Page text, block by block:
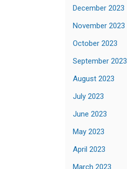
December 2023
November 2023
October 2023
September 2023
August 2023
July 2023
June 2023
May 2023
April 2023
March 2023